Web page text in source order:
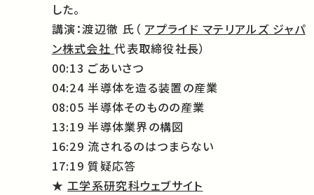
した。
講演：渡辺徹 氏（ アプライド マテリアルズ ジャパ
ン株式会社代表取締役社長）
00:13 ごあいさつ
04:24 半導体を造る装置の産業
08:05 半導体そのものの産業
13:19 半導体業界の構図
16:29 流されるのはつまらない
17:19 質疑応答
★工学系研究科ウェブサイト